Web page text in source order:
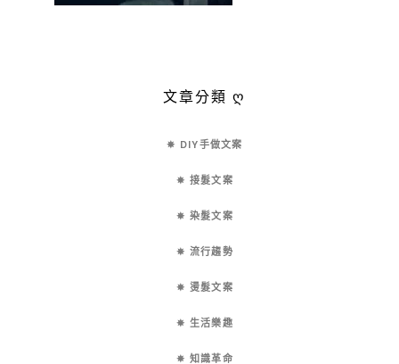
文章分類 ღ
✵ DIY手做文案
✵ 接髮文案
✵ 染髮文案
✵ 流行趨勢
✵ 燙髮文案
✵ 生活樂趣
✵ 知識革命